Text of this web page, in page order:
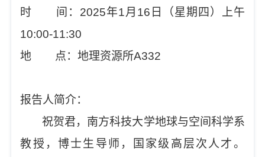
时
间： 2025年1月 16 日（星期四）上午
10:00-11:30
地
点：地理资源所A332
报告人简介：
祝贺君，南方科技大学地球与空间科学系
教授，博士生导师，国家级高层次人才。